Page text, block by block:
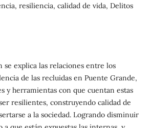
resiliencia, calidad de vida, Delitos
se explica las relaciones entre los
de las recluidas en Puente Grande,
y herramientas con que cuentan estas
resilientes, construyendo calidad de
a la sociedad. Logrando disminuir